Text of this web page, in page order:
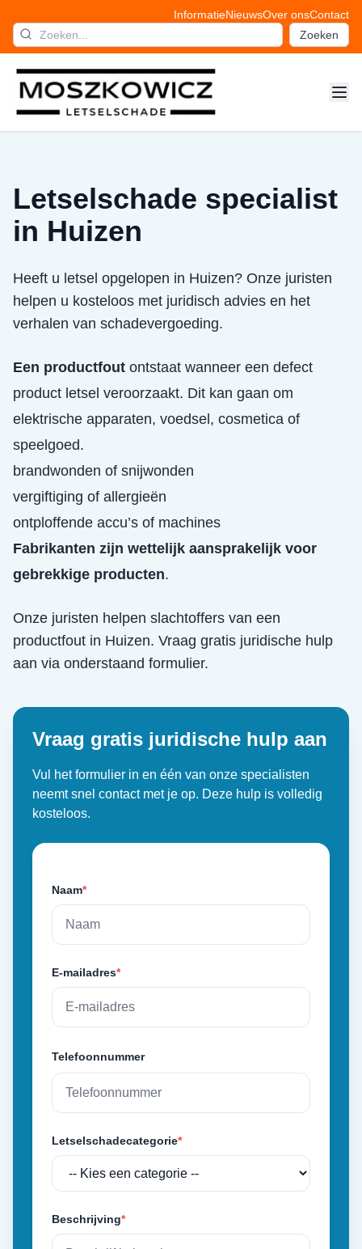
InformatieNieuwsOver onsContact
Zoeken
Letselschade specialist
in Huizen
Heeft u letsel opgelopen in Huizen? Onze juristen
helpen u kosteloos met juridisch advies en het
verhalen van schadevergoeding.
Een productfout ontstaat wanneer een defect
product letsel veroorzaakt. Dit kan gaan om
elektrische apparaten, voedsel, cosmetica of
speelgoed.
brandwonden of snijwonden
vergiftiging of allergieën
ontploffende accu’s of machines
Fabrikanten zijn wettelijk aansprakelijk voor
gebrekkige producten.
Onze juristen helpen slachtoffers van een
productfout in Huizen. Vraag gratis juridische hulp
aan via onderstaand formulier.
Vraag gratis juridische hulp aan
Vul het formulier in en één van onze specialisten
neemt snel contact met je op. Deze hulp is volledig
kosteloos.
Naam*
E-mailadres*
Telefoonnummer
Letselschadecategorie*
Beschrijving*